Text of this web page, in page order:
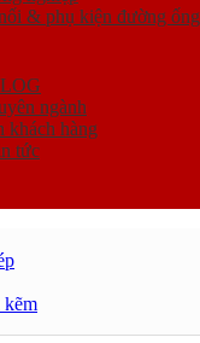
& phụ kiện đường ống
ngành
khách hàng
tức
kẽm